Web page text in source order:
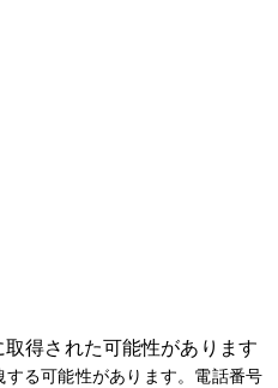
得された可能性があります
る可能性があります。電話番号